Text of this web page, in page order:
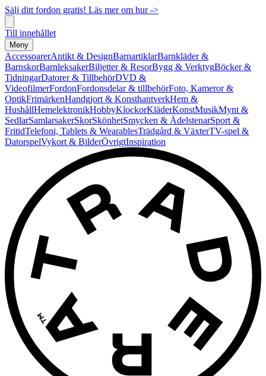
Sälj ditt fordon gratis! Läs mer om hur ->
Till innehållet
Meny
AccessoarerAntikt & DesignBarnartiklarBarnkläder &
BarnskorBarnleksakerBiljetter & ResorBygg & VerktygBöcker &
TidningarDatorer & TillbehörDVD &
VideofilmerFordonFordonsdelar & tillbehörFoto, Kameror &
OptikFrimärkenHandgjort & KonsthantverkHem &
HushållHemelektronikHobbyKlockorKläderKonstMusikMynt &
SedlarSamlarsakerSkorSkönhetSmycken & ÄdelstenarSport &
FritidTelefoni, Tablets & WearablesTrädgård & VäxterTV-spel &
DatorspelVykort & BilderÖvrigtInspiration